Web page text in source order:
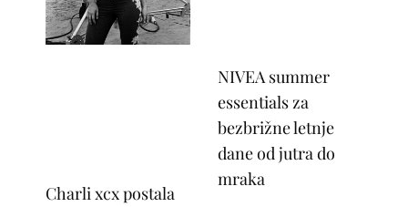
Charli xcx postala
NIVEA summer
essentials za
bezbrižne letnje
dane od jutra do
mraka